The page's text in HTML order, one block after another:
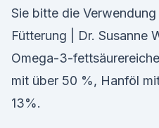
Sie bitte die
Fütterung | Dr. Susanne
Omega-3-
mit über 50 %, Hanföl
13%.